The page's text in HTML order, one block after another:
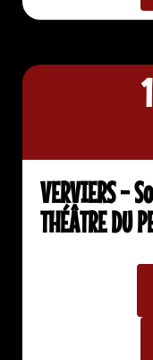
VERVIERS -
THÉÂTRE DU